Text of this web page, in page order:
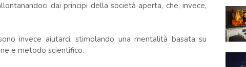
dai principi della società aperta, che, invece,
invece aiutarci, stimolando una mentalità basata su
e metodo scientifico.